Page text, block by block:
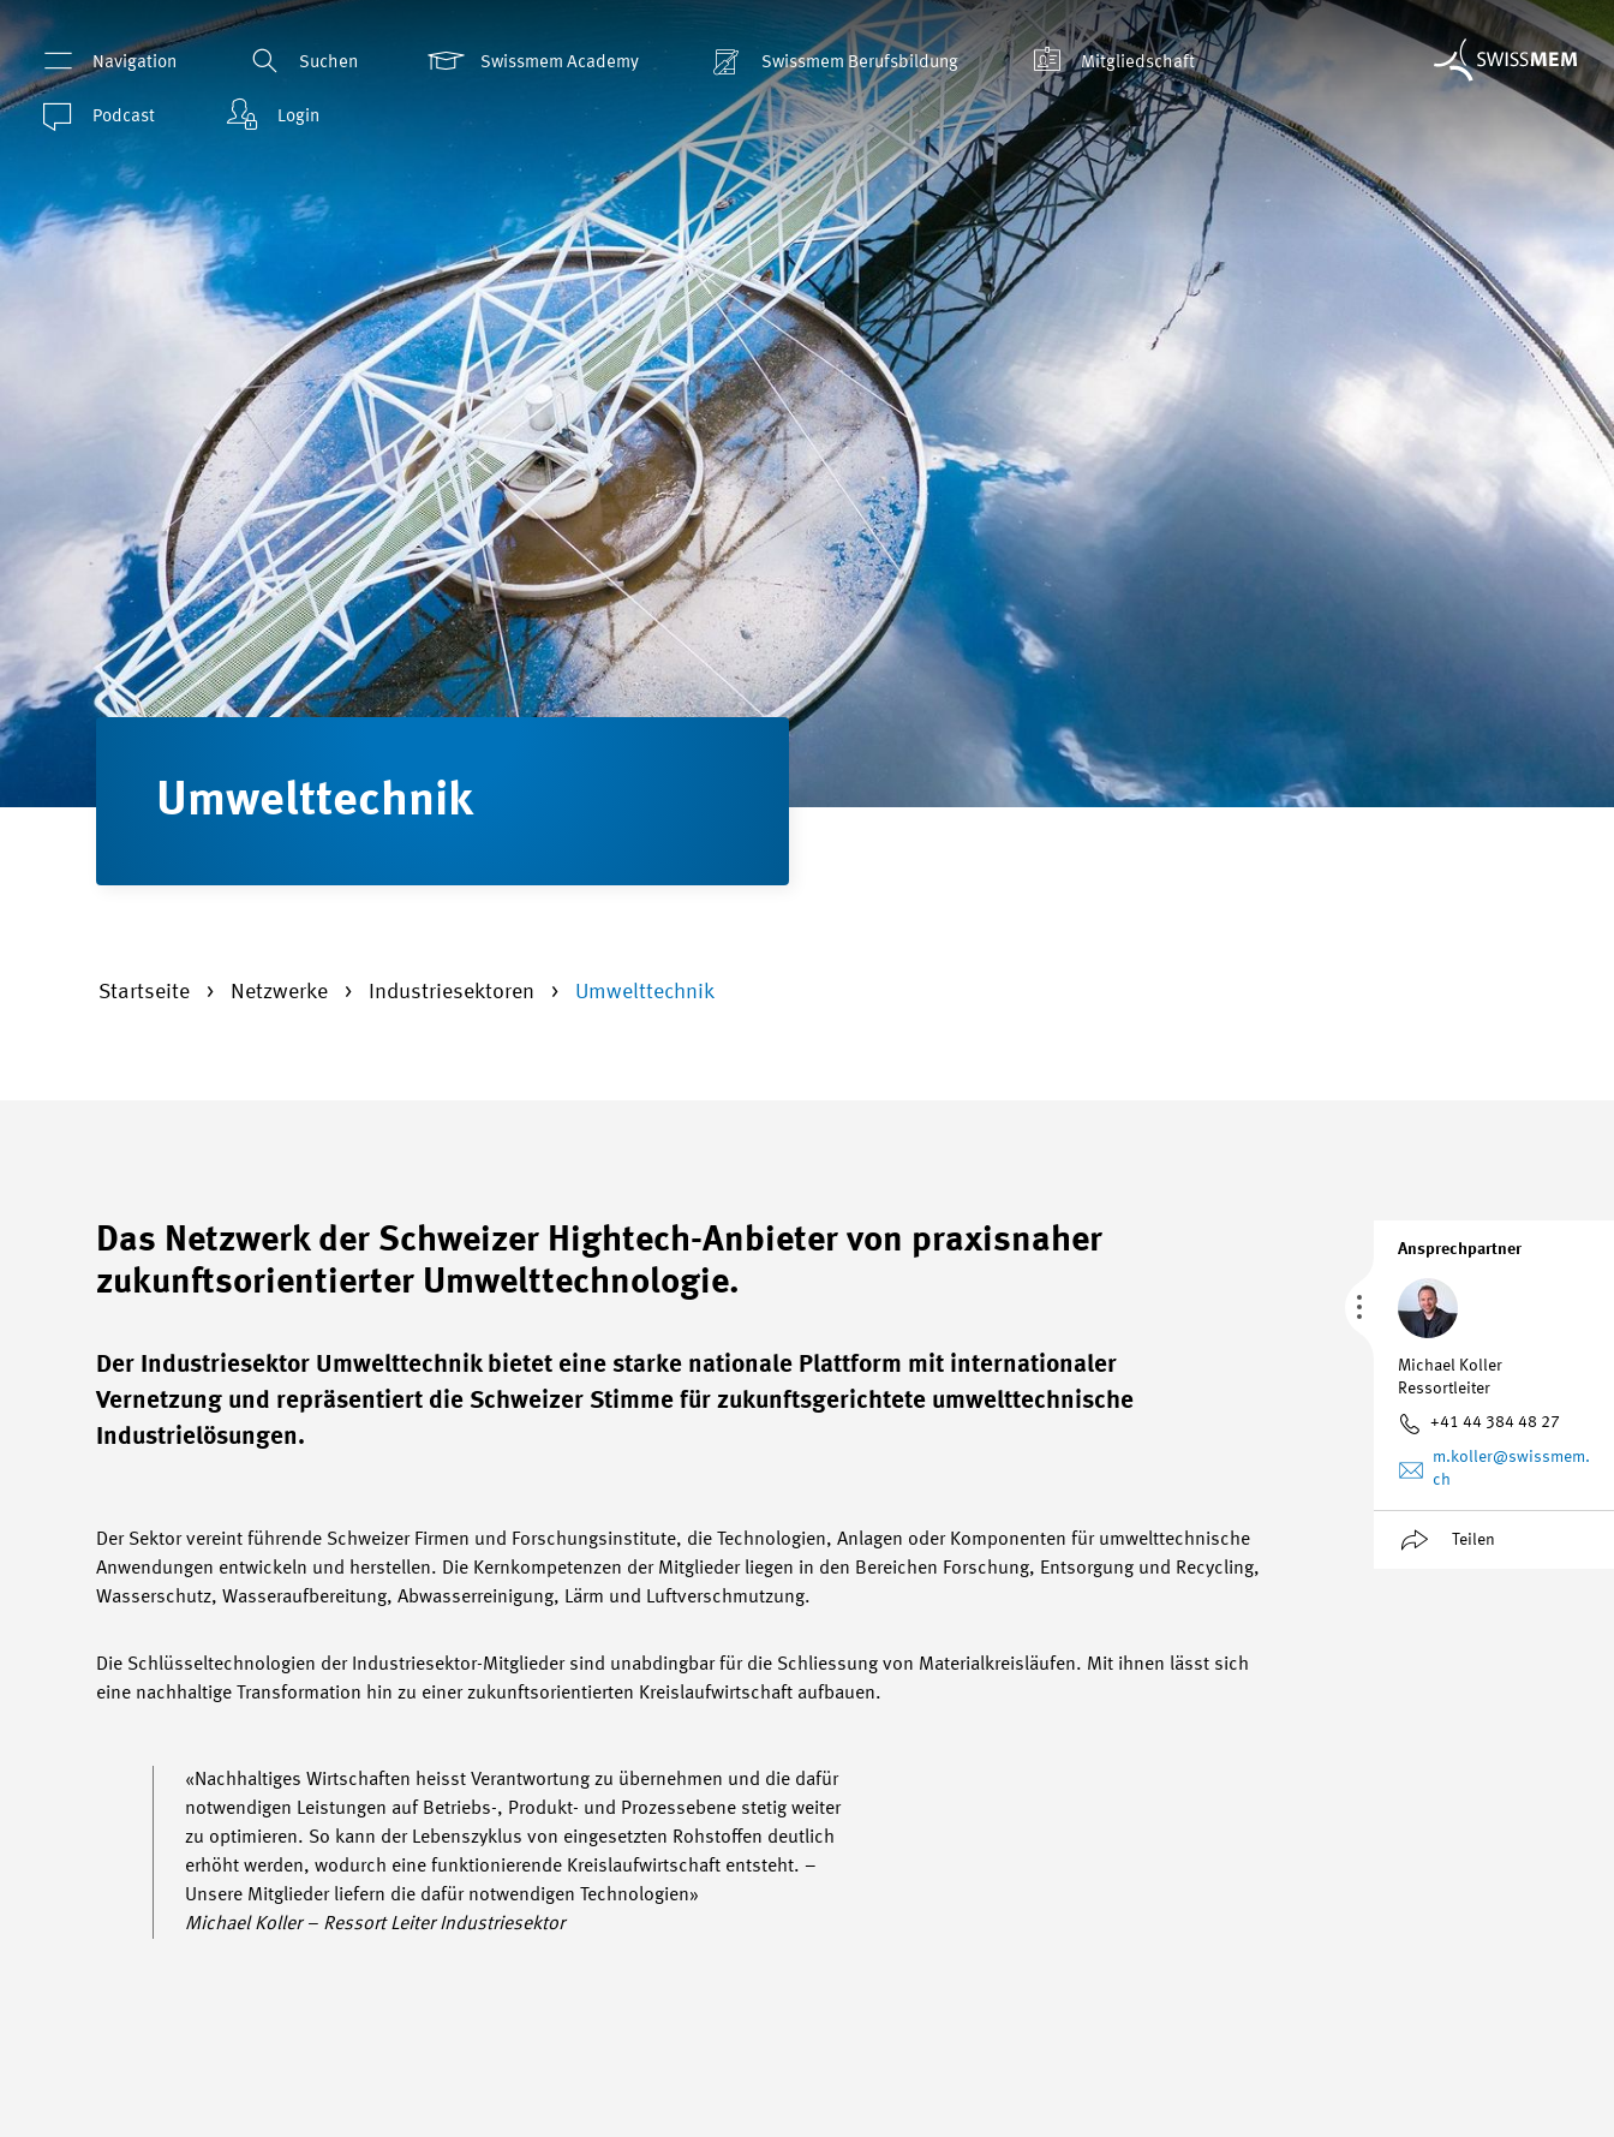
Navigation Suchen Swissmem Academy Swissmem Berufsbildung Mitgliedschaft
Podcast Login
Umwelttechnik
Startseite Netzwerke Industriesektoren Umwelttechnik
Ansprechpartner
Michael Koller
Ressortleiter
+41 44 384 48 27
m.koller@swissmem.
ch
Teilen
Das Netzwerk der Schweizer Hightech-Anbieter von praxisnaher
zukunftsorientierter Umwelttechnologie.
Der Industriesektor Umwelttechnik bietet eine starke nationale Plattform mit internationaler
Vernetzung und repräsentiert die Schweizer Stimme für zukunftsgerichtete umwelttechnische
Industrielösungen.
Der Sektor vereint führende Schweizer Firmen und Forschungsinstitute, die Technologien, Anlagen oder Komponenten für umwelttechnische
Anwendungen entwickeln und herstellen. Die Kernkompetenzen der Mitglieder liegen in den Bereichen Forschung, Entsorgung und Recycling,
Wasserschutz, Wasseraufbereitung, Abwasserreinigung, Lärm und Luftverschmutzung.
Die Schlüsseltechnologien der Industriesektor-Mitglieder sind unabdingbar für die Schliessung von Materialkreisläufen. Mit ihnen lässt sich
eine nachhaltige Transformation hin zu einer zukunftsorientierten Kreislaufwirtschaft aufbauen.
«Nachhaltiges Wirtschaften heisst Verantwortung zu übernehmen und die dafür
notwendigen Leistungen auf Betriebs-, Produkt- und Prozessebene stetig weiter
zu optimieren. So kann der Lebenszyklus von eingesetzten Rohstoffen deutlich
erhöht werden, wodurch eine funktionierende Kreislaufwirtschaft entsteht. –
Unsere Mitglieder liefern die dafür notwendigen Technologien»
Michael Koller – Ressort Leiter Industriesektor